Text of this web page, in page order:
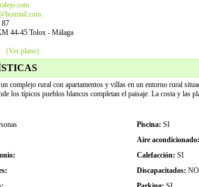
87
44-45 Tolox - Málaga
(Ver plano)
complejo rural con apartamentos y villas en un entorno rural
los típicos pueblos blancos completan el paisaje. La costa y las
Piscina: SI
Aire acondicionado:
Calefacción: SI
Discapacitados: NO